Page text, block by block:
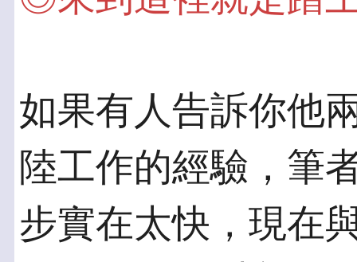
如果有人告訴你他
陸工作的經驗，筆
步實在太快，現在